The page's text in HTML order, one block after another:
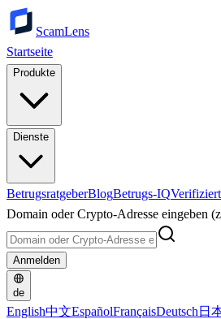
ScamLens
Startseite
Produkte
Dienste
BetrugsratgeberBlogBetrugs-IQVerifiziert
Domain oder Crypto-Adresse eingeben
Anmelden
de
English中文EspañolFrançaisDeutsch 日